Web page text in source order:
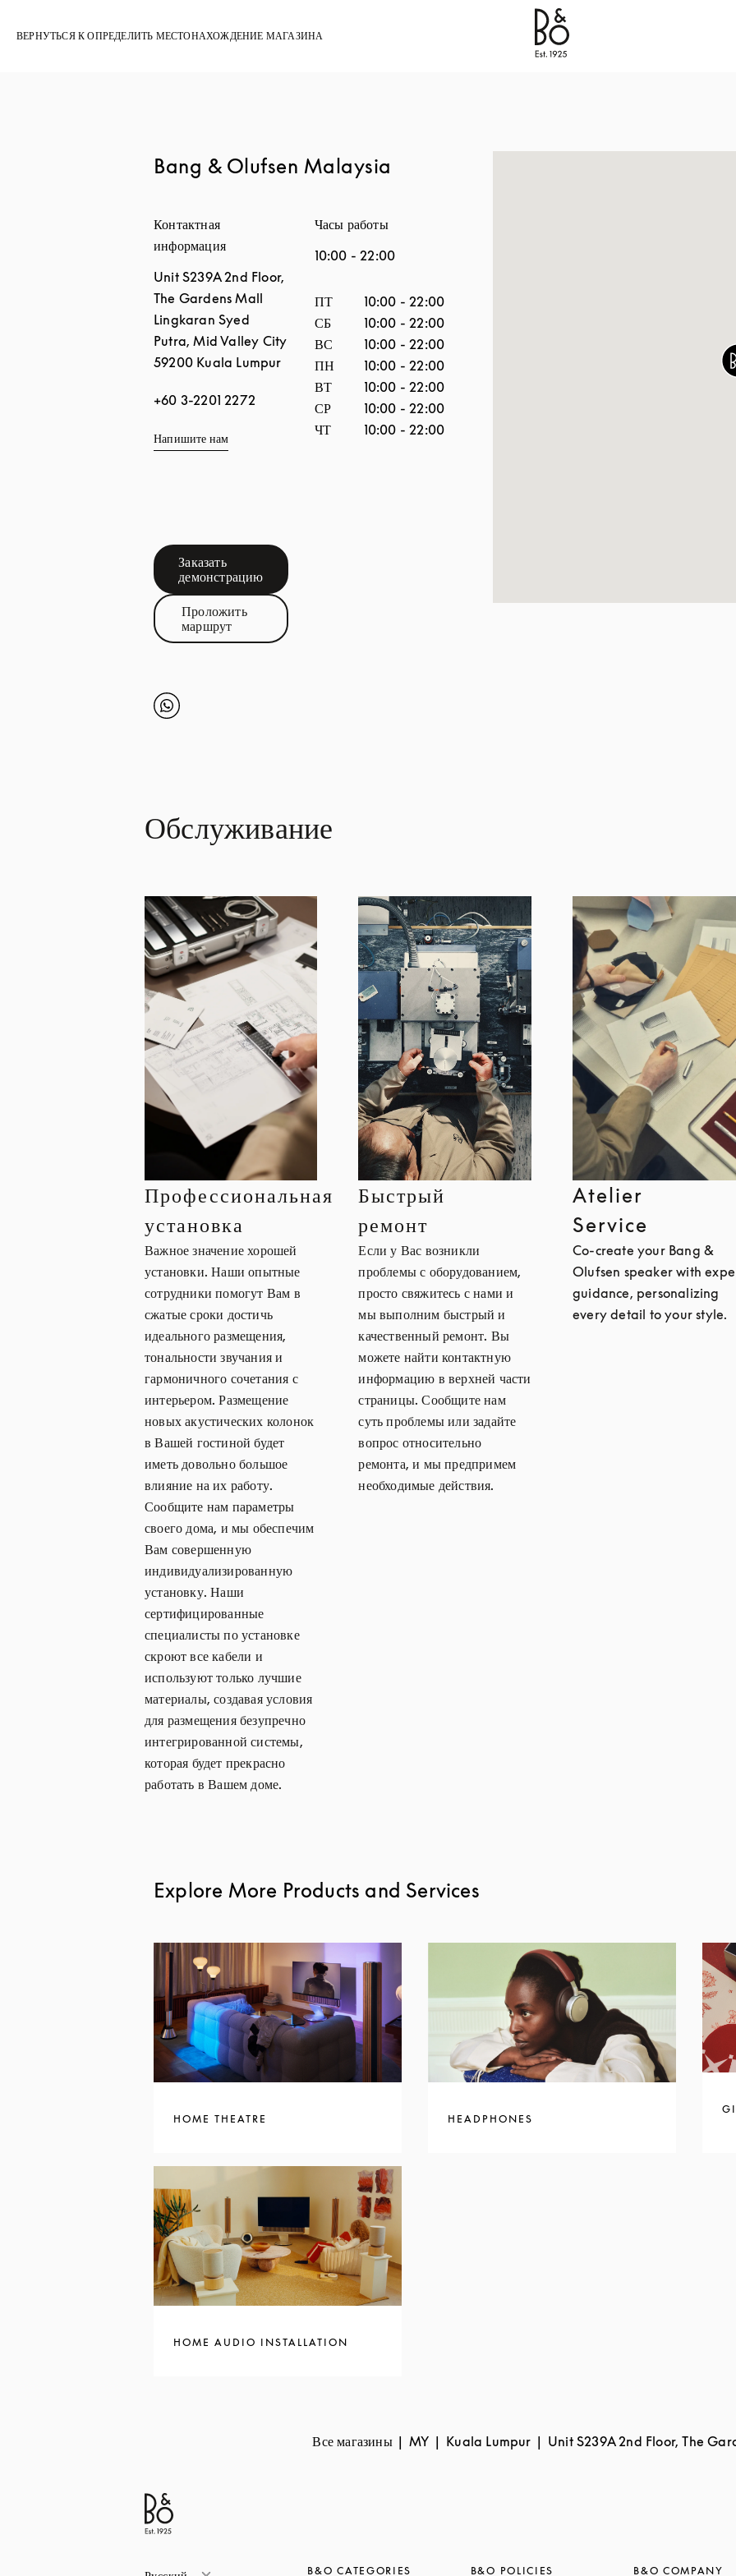
ВЕРНУТЬСЯ К ОПРЕДЕЛИТЬ МЕСТОНАХОЖДЕНИЕ МАГАЗИНА
Bang & Olufsen - Exist to Create
Bang & Olufsen Malaysia
Контактная
информация
Unit S239A 2nd Floor,
The Gardens Mall
Lingkaran Syed
Putra, Mid Valley City
59200 Kuala Lumpur
+60 3-2201 2272
Напишите нам
Заказать
демонстрациюLink Opens in New Tab
Проложить
маршрутLink Opens in New Tab
Click to open Whatsapp
Link Opens in New Tab
Часы работы
10:00 -22:00
День неделиЧасы
ПТ 10:00 -22:00
СБ
10:00 -22:00
ВС
10:00 -22:00
ПН
10:00 -22:00
ВТ
10:00 -22:00
СР
10:00 -22:00
ЧТ
10:00 -22:00
Обслуживание
Профессиональная
установка
Важное значение хорошей
установки. Наши опытные
сотрудники помогут Вам в
сжатые сроки достичь
идеального размещения,
тональности звучания и
гармоничного сочетания с
интерьером. Размещение
новых акустических колонок
в Вашей гостиной будет
иметь довольно большое
влияние на их работу.
Сообщите нам параметры
своего дома, и мы обеспечим
Вам совершенную
индивидуализированную
установку. Наши
сертифицированные
специалисты по установке
скроют все кабели и
используют только лучшие
материалы, создавая условия
для размещения безупречно
интегрированной системы,
которая будет прекрасно
работать в Вашем доме.
Быстрый
ремонт
Если у Вас возникли
проблемы с оборудованием,
просто свяжитесь с нами и
мы выполним быстрый и
качественный ремонт. Вы
можете найти контактную
информацию в верхней части
страницы. Сообщите нам
суть проблемы или задайте
вопрос относительно
ремонта, и мы предпримем
необходимые действия.
Atelier
Service
Co-create your Bang &
Olufsen speaker with
guidance, personalizing
every detail to your style.
Explore More Products and Services
HOME THEATRE HEADPHONES
HOME AUDIO INSTALLATION
Все магазины MY Kuala Lumpur Unit S239A 2nd Floor, The
B&O CATEGORIES B&O POLICIES B&O COMPANY